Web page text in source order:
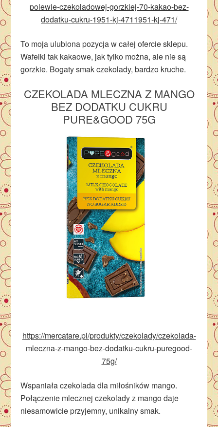
polewie-czekoladowej-gorzkiej-70-kakao-bez-
dodatku-cukru-1951-kj-4711951-kj-471/
To moja ulubiona pozycja w całej ofercie sklepu.
Wafelki tak kakaowe, jak tylko można, ale nie są
gorzkie. Bogaty smak czekolady, bardzo kruche.
CZEKOLADA MLECZNA Z MANGO
BEZ DODATKU CUKRU
PURE&GOOD 75G
https://mercatare.pl/produkty/czekolady/czekolada-
mleczna-z-mango-bez-dodatku-cukru-puregood-
75g/
Wspaniała czekolada dla miłośników mango.
Połączenie mlecznej czekolady z mango daje
niesamowicie przyjemny, unikalny smak.